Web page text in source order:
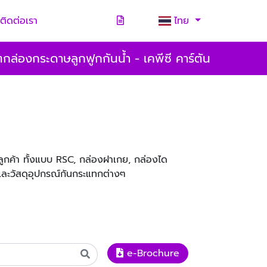
ติดต่อเรา ไทย
กล่องกระดาษลูกฟูกกันน้ำ - เคพีซี คาร์ตัน
ค้า ทั้งแบบ RSC, กล่องฝาเกย, กล่องได
ะวัสดุอุปกรณ์กันกระแทกต่างๆ
e-Brochure